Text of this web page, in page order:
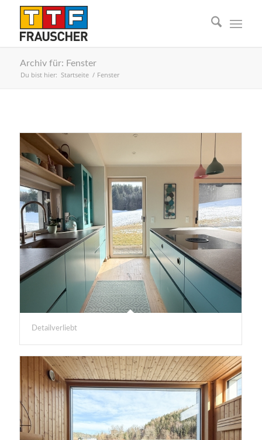
Archiv für: Fenster
Du bist hier: Startseite / Fenster
Detailverliebt